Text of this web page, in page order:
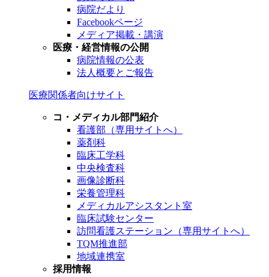
病院だより
Facebookページ
メディア掲載・講演
医療・経営情報の公開
病院情報の公表
法人概要とご報告
医療関係者向けサイト
コ・メディカル部門紹介
看護部（専用サイトへ）
薬剤科
臨床工学科
中央検査科
画像診断科
栄養管理科
メディカルアシスタント室
臨床試験センター
訪問看護ステーション（専用サイトへ）
TQM推進部
地域連携室
採用情報